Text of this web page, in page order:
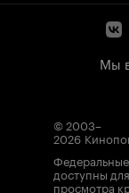
Мы
© 2003–
2026
доступны
просмотра